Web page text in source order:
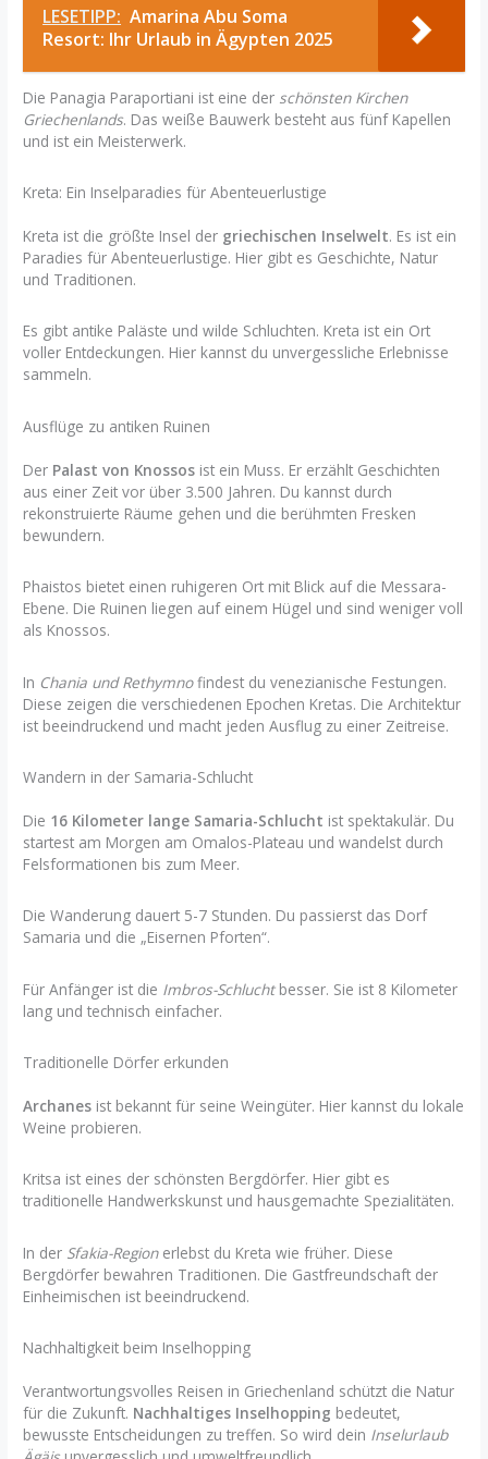
LESETIPP: Amarina Abu Soma
Resort: Ihr Urlaub in Ägypten 2025
Die Panagia Paraportiani ist eine der schönsten Kirchen
Griechenlands. Das weiße Bauwerk besteht aus fünf Kapellen
und ist ein Meisterwerk.
Kreta: Ein Inselparadies für Abenteuerlustige
Kreta ist die größte Insel der griechischen Inselwelt. Es ist ein
Paradies für Abenteuerlustige. Hier gibt es Geschichte, Natur
und Traditionen.
Es gibt antike Paläste und wilde Schluchten. Kreta ist ein Ort
voller Entdeckungen. Hier kannst du unvergessliche Erlebnisse
sammeln.
Ausflüge zu antiken Ruinen
Der Palast von Knossos ist ein Muss. Er erzählt Geschichten
aus einer Zeit vor über 3.500 Jahren. Du kannst durch
rekonstruierte Räume gehen und die berühmten Fresken
bewundern.
Phaistos bietet einen ruhigeren Ort mit Blick auf die Messara-
Ebene. Die Ruinen liegen auf einem Hügel und sind weniger voll
als Knossos.
In Chania und Rethymnofindest du venezianische Festungen.
Diese zeigen die verschiedenen Epochen Kretas. Die Architektur
ist beeindruckend und macht jeden Ausflug zu einer Zeitreise.
Wandern in der Samaria-Schlucht
Die 16 Kilometer lange Samaria-Schlucht ist spektakulär. Du
startest am Morgen am Omalos-Plateau und wandelst durch
Felsformationen bis zum Meer.
Die Wanderung dauert 5-7 Stunden. Du passierst das Dorf
Samaria und die „Eisernen Pforten“.
Für Anfänger ist die Imbros-Schluchtbesser. Sie ist 8 Kilometer
lang und technisch einfacher.
Traditionelle Dörfer erkunden
Archanes ist bekannt für seine Weingüter. Hier kannst du lokale
Weine probieren.
Kritsa ist eines der schönsten Bergdörfer. Hier gibt es
traditionelle Handwerkskunst und hausgemachte Spezialitäten.
In der Sfakia-Regionerlebst du Kreta wie früher. Diese
Bergdörfer bewahren Traditionen. Die Gastfreundschaft der
Einheimischen ist beeindruckend.
Nachhaltigkeit beim Inselhopping
Verantwortungsvolles Reisen in Griechenland schützt die Natur
für die Zukunft. Nachhaltiges Inselhopping bedeutet,
bewusste Entscheidungen zu treffen. So wird dein Inselurlaub